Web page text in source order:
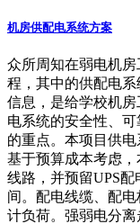
机房供配电系统方案
众所周知在弱电机
程，其中的供配电
信息，是给学校机
电系统的安全性、
的重点。本项目供电
基于预算成本考虑
线路，并预留UPS
间。配电线缆、配
计负荷。强弱电分